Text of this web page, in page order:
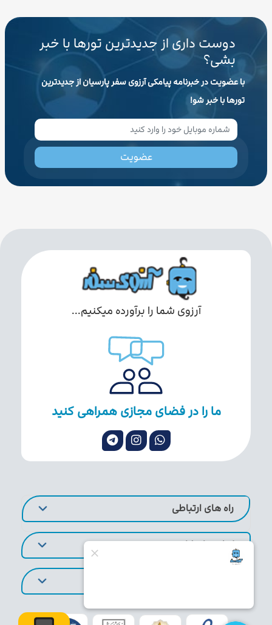
دوست داری از جدیدترین تورها با خبر
بشی؟
با عضویت در خبرنامه پیامکی آرزوی سفر پارسیان از جدیدترین
تورها با خبر شو!
عضویت
آرزوی شما را برآورده میکنیم...
ما را در فضای مجازی همراهی کنید
راه های ارتباطی
لینک های کاربردی